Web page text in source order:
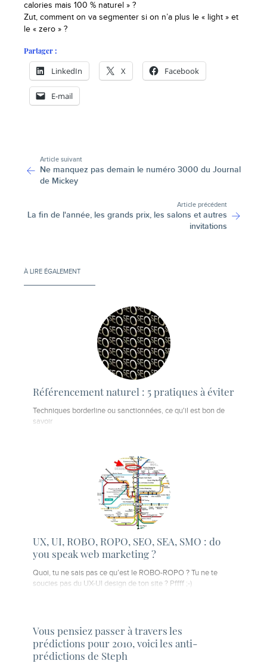
calories mais 100 % naturel » ?
Zut, comment on va segmenter si on n’a plus le « light » et
le « zero » ?
Partager :
LinkedIn X Facebook
E-mail
Article suivant
Ne manquez pas demain le numéro 3000 du Journal
de Mickey
Article précédent
La fin de l'année, les grands prix, les salons et autres
invitations
À LIRE ÉGALEMENT
Référencement naturel : 5 pratiques à éviter
Techniques borderline ou sanctionnées, ce qu'il est bon de
savoir
UX, UI, ROBO, ROPO, SEO, SEA, SMO : do
you speak web marketing ?
Quoi, tu ne sais pas ce qu’est le ROBO-ROPO ? Tu ne te
soucies pas du UX-UI design de ton site ? Pffff ;-)
Vous pensiez passer à travers les
prédictions pour 2010, voici les anti-
prédictions de Steph